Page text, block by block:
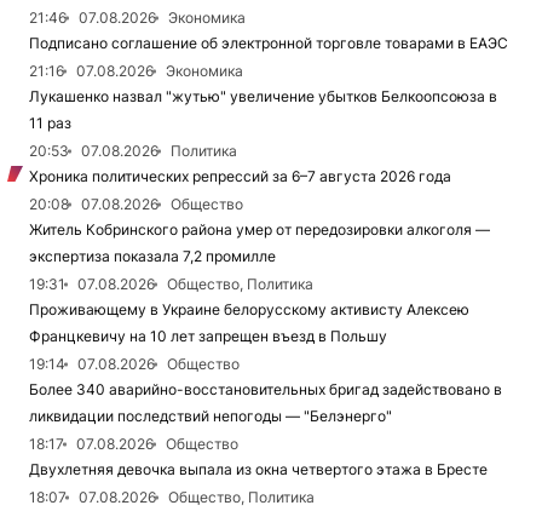
21:46
07.08.2026
Экономика
Подписано соглашение об электронной торговле товарами в ЕАЭС
21:16
07.08.2026
Экономика
Лукашенко назвал "жутью" увеличение убытков Белкоопсоюза в
11 раз
20:53
07.08.2026
Политика
Хроника политических репрессий за 6–7 августа 2026 года
20:08
07.08.2026
Общество
Житель Кобринского района умер от передозировки алкоголя —
экспертиза показала 7,2 промилле
19:31
07.08.2026
Общество, Политика
Проживающему в Украине белорусскому активисту Алексею
Францкевичу на 10 лет запрещен въезд в Польшу
19:14
07.08.2026
Общество
Более 340 аварийно-восстановительных бригад задействовано в
ликвидации последствий непогоды — "Белэнерго"
18:17
07.08.2026
Общество
Двухлетняя девочка выпала из окна четвертого этажа в Бресте
18:07
07.08.2026
Общество, Политика